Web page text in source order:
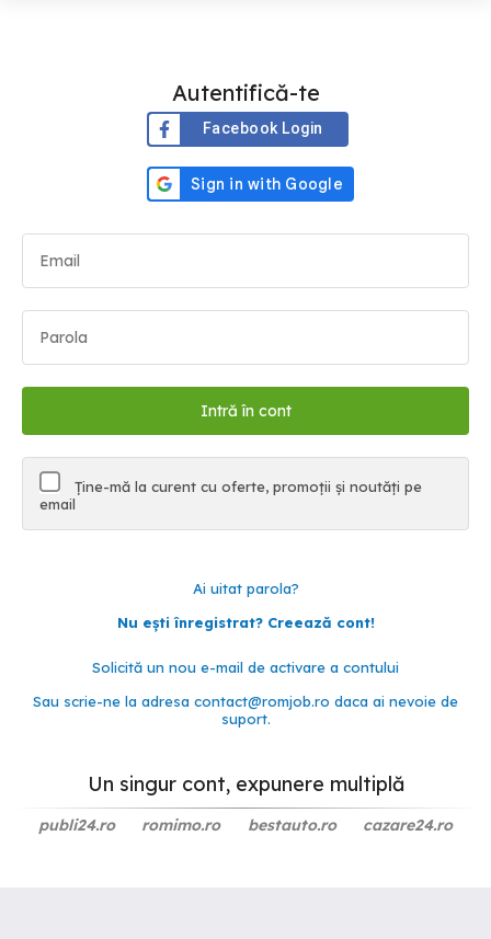
Autentifică-te
Facebook Login
Ține-mă la curent cu oferte, promoții și noutăți pe
email
Ai uitat parola?
Nu ești înregistrat? Creează cont!
Solicită un nou e-mail de activare a contului
Sau scrie-ne la adresa contact@romjob.ro daca ai nevoie de
suport.
Un singur cont, expunere multiplă
publi24.ro romimo.ro bestauto.ro cazare24.ro